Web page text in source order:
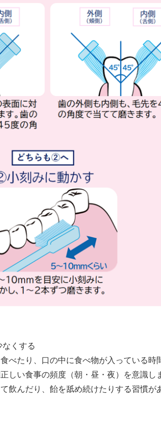
くする
べたり、口の中に食べ物が入っている時
しい食事の頻度（朝・昼・夜）を意識し
飲んだり、飴を舐め続けたりする習慣が